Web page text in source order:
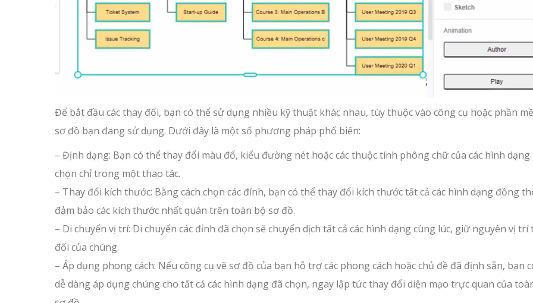
Để bắt đầu các thay đổi, bạn có thể sử dụng nhiều kỹ thuật khác nhau, tùy thuộc vào công cụ hoặc phần
sơ đồ bạn đang sử dụng. Dưới đây là một số phương pháp phổ biến:
– Định dạng: Bạn có thể thay đổi màu đổ, kiểu đường nét hoặc các thuộc tính phông chữ của các hình dạng
chọn chỉ trong một thao tác.
– Thay đổi kích thước: Bằng cách chọn các đỉnh, bạn có thể thay đổi kích thước tất cả các hình dạng đồng
đảm bảo các kích thước nhất quán trên toàn bộ sơ đồ.
– Di chuyển vị trí: Di chuyển các đỉnh đã chọn sẽ chuyển dịch tất cả các hình dạng cùng lúc, giữ nguyên vị
đối của chúng.
– Áp dụng phong cách: Nếu công cụ vẽ sơ đồ của bạn hỗ trợ các phong cách hoặc chủ đề đã định sẵn, bạn
dễ dàng áp dụng chúng cho tất cả các hình dạng đã chọn, ngay lập tức thay đổi diện mạo trực quan của